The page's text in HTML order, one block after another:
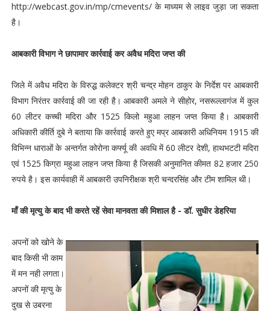
http://webcast.gov.in/mp/cmevents/ के माध्यम से लाइव जुड़ा जा सकता
है।
आबकारी विभाग ने छापामार कार्रवाई कर अवैध मदिरा जप्त की
जिले में अवैध मदिरा के विरुद्ध कलेक्टर श्री चन्द्र मोहन ठाकुर के निर्देश पर आबकारी
विभाग निरंतर कार्रवाई की जा रही है। आबकारी अमले ने सीहोर, नसरूल्लागंज में कुल
60 लीटर कच्ची मदिरा और 1525 किलो महुआ लाहन जप्त किया है। आबकारी
अधिकारी कीर्ति दुबे ने बताया कि कार्रवाई करते हुए मप्र आबकारी अधिनियम 1915 की
विभिन्न धाराओं के अन्तर्गत कोरोना कर्फ्यू की अवधि में 60 लीटर देशी, हाथभटटी मदिरा
एवं 1525 किग्रा महुआ लाहन जप्त किया है जिसकी अनुमानित कीमत 82 हजार 250
रुपये है। इस कार्यवाही में आबकारी उपनिरीक्षक श्री चन्दरसिंह और टीम शामिल थी।
माँ की मृत्यु के बाद भी करते रहें सेवा मानवता की मिशाल है - डॉ. सुधीर डेहरिया
अपनों को खोने के
बाद किसी भी काम
में मन नही लगता।
अपनों की मृत्यु के
दुख से उबरना